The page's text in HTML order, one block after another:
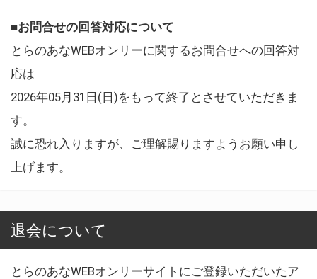
■お問合せの回答対応について
とらのあなWEBオンリーに関するお問合せへの回答対
応は
2026年05月31日(日)をもって終了とさせていただきま
す。
誠に恐れ入りますが、ご理解賜りますようお願い申し
上げます。
退会について
とらのあなWEBオンリーサイトにご登録いただいたア